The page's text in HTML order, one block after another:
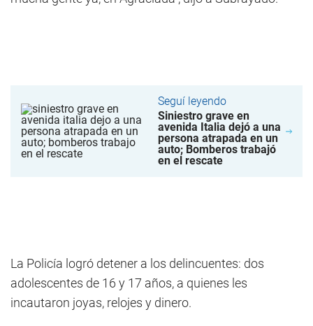
Seguí leyendo
Siniestro grave en
avenida Italia dejó a una
persona atrapada en un
auto; Bomberos trabajó
en el rescate
La Policía logró detener a los delincuentes: dos
adolescentes de 16 y 17 años, a quienes les
incautaron joyas, relojes y dinero.